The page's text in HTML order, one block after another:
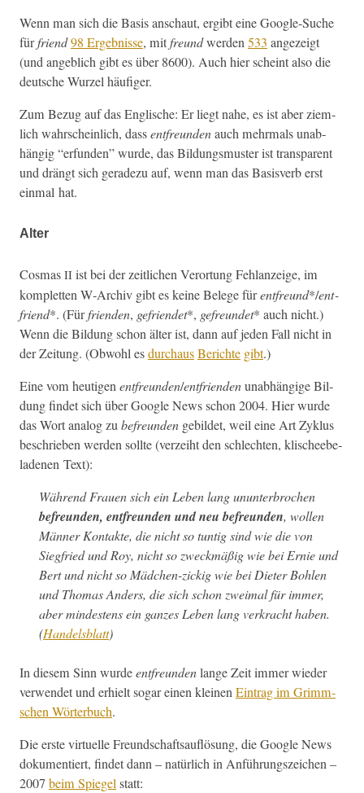
Wenn man sich die Basis anschaut, ergibt eine Google-Suche
fürfriend98 Ergeb­nisse, mitfre­undwer­den533 angezeigt
(und ange­blich gibt es über 8600). Auch hier scheint also die
deutsche Wurzel häufiger.
Zum Bezug auf das Englis­che: Er liegt nahe, es ist aber ziem­
lich wahrschein­lich, dassent­fre­un­denauch mehrmals unab­
hängig “erfun­den” wurde, das Bil­dungsmuster ist trans­par­ent
und drängt sich ger­adezu auf, wenn man das Basisverb erst
ein­mal hat.
Alter
Cos­mas II ist bei der zeitlichen Veror­tung Fehlanzeige, im
kom­plet­ten W‑Archiv gibt es keine Belege fürent­fre­und*/ent­
friend*. (Fürfrien­den, gefrien­det*, gefre­un­det* auch nicht.)
Wenn die Bil­dung schon älter ist, dann auf jeden Fall nicht in
der Zeitung. (Obwohl esdur­chausBerichte gibt.)
Eine vom heuti­genent­fre­un­den/ent­frien­denunab­hängige Bil­
dung find­et sich über Google News schon 2004. Hier wurde
das Wort ana­log zubefre­un­den gebildet, weil eine Art Zyk­lus
beschrieben wer­den sollte (verzei­ht den schlecht­en, klis­chee­be­
lade­nen Text):
Während Frauen sich ein Leben lang unun­ter­brochen
befre­un­den, ent­fre­un­den und neu befre­un­den, wollen
Män­ner Kon­tak­te, die nicht so tuntig sind wie die von
Siegfried und Roy, nicht so zweck­mäßig wie bei Ernie und
Bert und nicht so Mäd­chen-zick­ig wie bei Dieter Bohlen
und Thomas Anders, die sich schon zweimal für immer,
aber min­destens ein ganzes Leben lang verkracht haben.
(Han­dels­blatt)
In diesem Sinn wurdeent­fre­un­denlange Zeit immer wieder
ver­wen­det und erhielt sog­ar einen kleinenEin­trag im Grimm­
schen Wörter­buch.
Die erste virtuelle Fre­und­schaft­sauflö­sung, die Google News
doku­men­tiert, find­et dann – natür­lich in Anführungsze­ichen –
2007beim Spiegelstatt: